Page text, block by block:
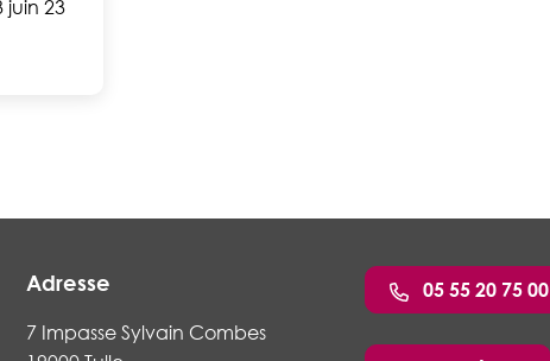
juin 23
Adresse
7 Impasse Sylvain Combes
05 55 20 75 00